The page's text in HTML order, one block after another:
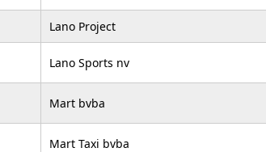
Lano Project
Lano Sports nv
Mart bvba
Mart Taxi bvba